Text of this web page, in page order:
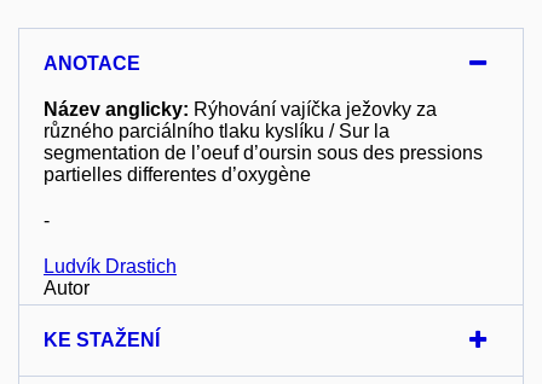
ANOTACE
Název anglicky: Rýhování vajíčka ježovky za
různého parciálního tlaku kyslíku / Sur la
segmentation de l’oeuf d’oursin sous des pressions
partielles differentes d’oxygène
-
Ludvík Drastich
Autor
KE STAŽENÍ